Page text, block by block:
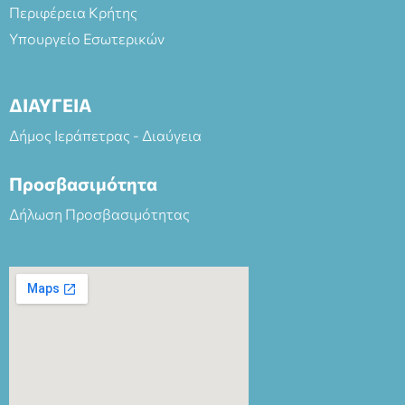
Περιφέρεια Κρήτης
Υπουργείο Εσωτερικών
ΔΙΑΥΓΕΙΑ
Δήμος Ιεράπετρας - Διαύγεια
Προσβασιμότητα
Δήλωση Προσβασιμότητας